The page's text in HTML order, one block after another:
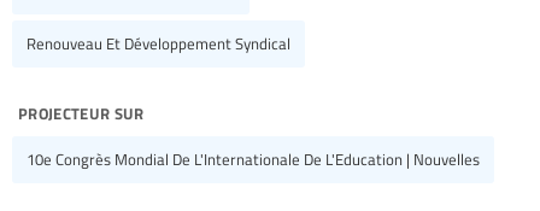
Renouveau Et Développement Syndical
projecteur sur
10e Congrès Mondial De L'Internationale De L'Education | Nouvelles